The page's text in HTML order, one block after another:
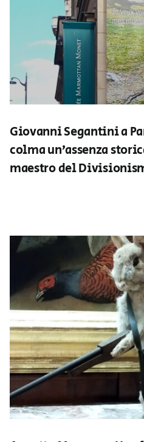
Giovanni Segantini a
colma un’assenza
maestro del